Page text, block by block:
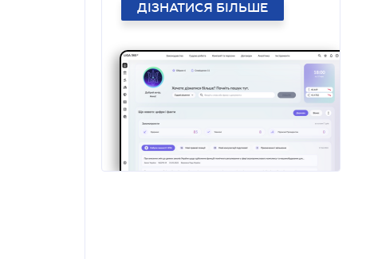
ДІЗНАТИСЯ БІЛЬШЕ